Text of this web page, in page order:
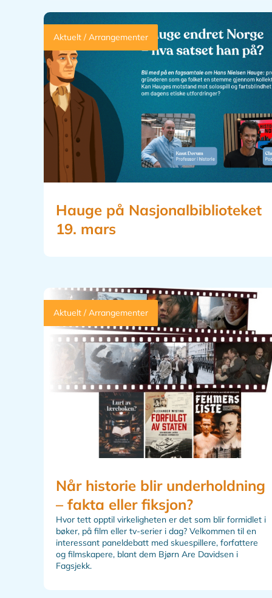
Aktuelt / Arrangementer
Hauge på Nasjonalbiblioteket
19. mars
Aktuelt / Arrangementer
Når historie blir underholdning
– fakta eller fiksjon?
Hvor tett opptil virkeligheten er det som blir formidlet i
bøker, på film eller tv-serier i dag? Velkommen til en
interessant paneldebatt med skuespillere, forfattere
og filmskapere, blant dem Bjørn Are Davidsen i
Fagsjekk.